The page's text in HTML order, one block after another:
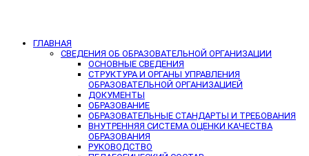
ГЛАВНАЯ
СВЕДЕНИЯ ОБ ОБРАЗОВАТЕЛЬНОЙ ОРГАНИЗАЦИИ
ОСНОВНЫЕ СВЕДЕНИЯ
СТРУКТУРА И ОРГАНЫ УПРАВЛЕНИЯ
ОБРАЗОВАТЕЛЬНОЙ ОРГАНИЗАЦИЕЙ
ДОКУМЕНТЫ
ОБРАЗОВАНИЕ
ОБРАЗОВАТЕЛЬНЫЕ СТАНДАРТЫ И ТРЕБОВАНИЯ
ВНУТРЕННЯЯ СИСТЕМА ОЦЕНКИ КАЧЕСТВА
ОБРАЗОВАНИЯ
РУКОВОДСТВО